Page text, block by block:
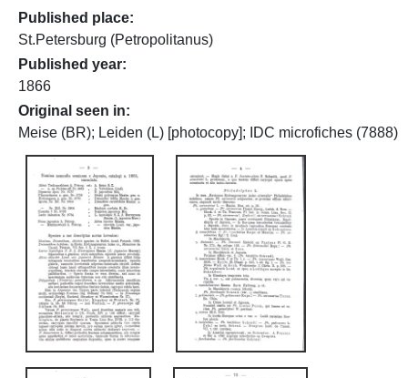
Published place
St.Petersburg (Petropolitanus)
Published year
1866
Original seen in
Meise (BR); Leiden (L) [photocopy]; IDC microfiches (7888)